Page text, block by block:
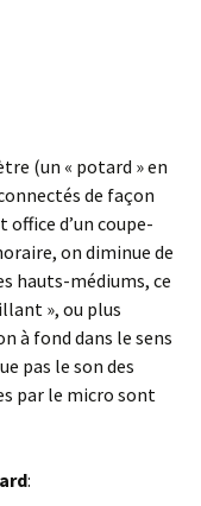
(un « potard » en
de façon
d’un coupe-
on diminue de
hauts-médiums, ce
», ou plus
à fond dans le sens
pas le son des
par le micro sont
: